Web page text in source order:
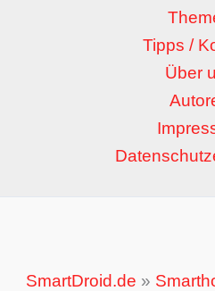
Tipps /
Über
SmartDroid.de »